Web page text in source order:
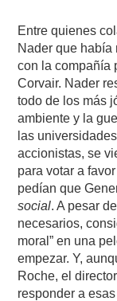
Entre quienes
Nader que había
con la compañía
Corvair. Nader
todo de los más
ambiente y la
las
accionistas, se
para votar a
pedían que
social. A pesar
necesarios,
moral” en una
empezar. Y,
Roche, el
responder a